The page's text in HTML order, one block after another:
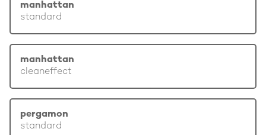
manhattan
standard
manhattan
cleaneffect
pergamon
standard